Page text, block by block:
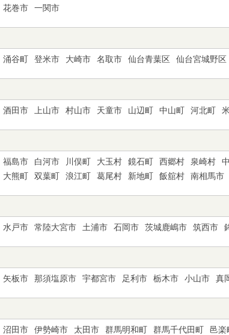
花巻市 一関市
涌谷町 登米市 大崎市 名取市 仙台青葉区 仙台宮城野区
酒田市 上山市 村山市 天童市 山辺町 中山町 河北町
福島市 白河市 川俣町 大玉村 鏡石町 西郷村 泉崎村
大熊町
双葉町 浪江町 葛尾村 新地町 飯舘村 南相馬市
水戸市 常陸大宮市 土浦市 石岡市 茨城鹿嶋市 筑西市
矢板市 那須塩原市 宇都宮市 足利市 栃木市 小山市 真
沼田市 伊勢崎市 太田市 群馬明和町 群馬千代田町 邑楽